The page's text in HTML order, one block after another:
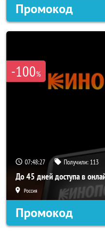
Промокод
-100%
07:48:27 Получили: 113
До 45 дней доступа в
Россия
Промокод